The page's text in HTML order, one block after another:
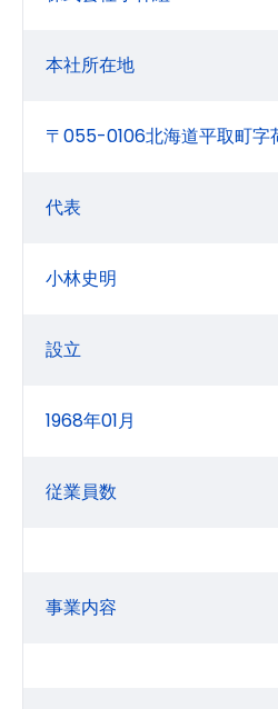
本社所在地
〒055-0106北海道平取町
代表
小林史明
設立
1968年01月
従業員数
事業内容